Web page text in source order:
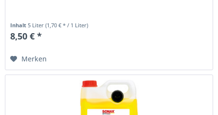
Inhalt5 Liter(1,70 € * / 1 Liter)
8,50 € *
Merken